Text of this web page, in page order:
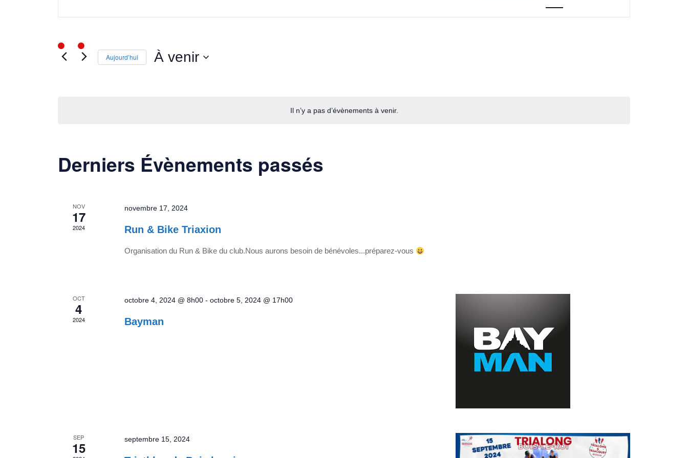
Il n’y a pas d’évènements à venir.
vues
Évènements
Évènements
clé.
Aujourd’hui À venir
Derniers Évènements passés
NOV
17
2024
novembre 17, 2024
Run & Bike Triaxion
Organisation du Run & Bike du club.Nous aurons besoin de bénévoles...préparez-vous
OCT
4
2024
octobre 4, 2024 @ 8h00- octobre 5, 2024 @ 17h00
Bayman
SEP
15 septembre 15, 2024